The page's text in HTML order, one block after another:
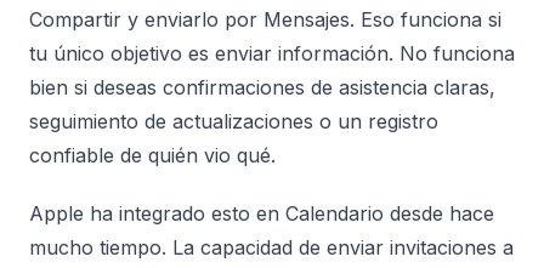
Compartir y enviarlo por Mensajes. Eso funciona si
tu único objetivo es enviar información. No funciona
bien si deseas confirmaciones de asistencia claras,
seguimiento de actualizaciones o un registro
confiable de quién vio qué.
Apple ha integrado esto en Calendario desde hace
mucho tiempo. La capacidad de enviar invitaciones a